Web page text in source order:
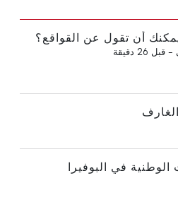
أن تقول عن القواقع؟
- قبل 26 دقيقة
في البوفيرا